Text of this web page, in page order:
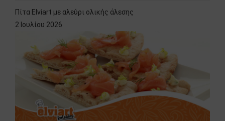
Πίτα Elviart με αλεύρι ολικής άλεσης
2 Ιουλίου 2026